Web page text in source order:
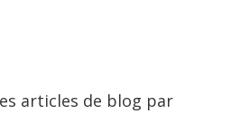
articles de blog par